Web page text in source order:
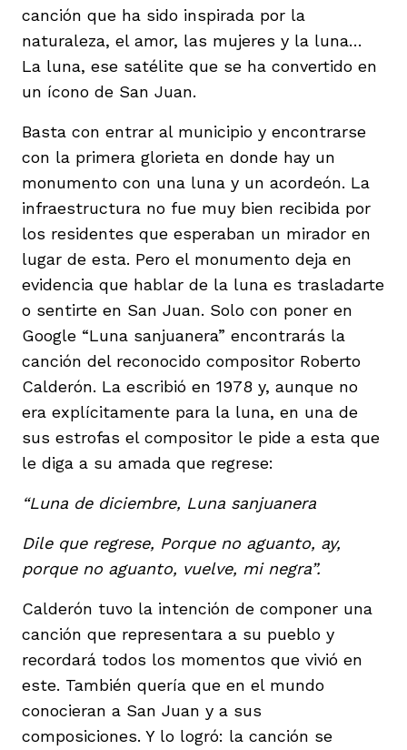
canción que ha sido inspirada por la
naturaleza, el amor, las mujeres y la luna…
La luna, ese satélite que se ha convertido en
un ícono de San Juan.
Basta con entrar al municipio y encontrarse
con la primera glorieta en donde hay un
monumento con una luna y un acordeón. La
infraestructura no fue muy bien recibida por
los residentes que esperaban un mirador en
lugar de esta. Pero el monumento deja en
evidencia que hablar de la luna es trasladarte
o sentirte en San Juan. Solo con poner en
Google “Luna sanjuanera” encontrarás la
canción del reconocido compositor Roberto
Calderón. La escribió en 1978 y, aunque no
era explícitamente para la luna, en una de
sus estrofas el compositor le pide a esta que
le diga a su amada que regrese:
“Luna de diciembre, Luna sanjuanera
Dile que regrese, Porque no aguanto, ay,
porque no aguanto, vuelve, mi negra”.
Calderón tuvo la intención de componer una
canción que representara a su pueblo y
recordará todos los momentos que vivió en
este. También quería que en el mundo
conocieran a San Juan y a sus
composiciones. Y lo logró: la canción se
del Cesar
Ana